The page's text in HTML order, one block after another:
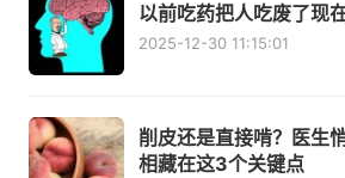
以前吃药把人吃废了现
2025-12-30 11:15:01
削皮还是直接啃？医生
相藏在这3个关键点